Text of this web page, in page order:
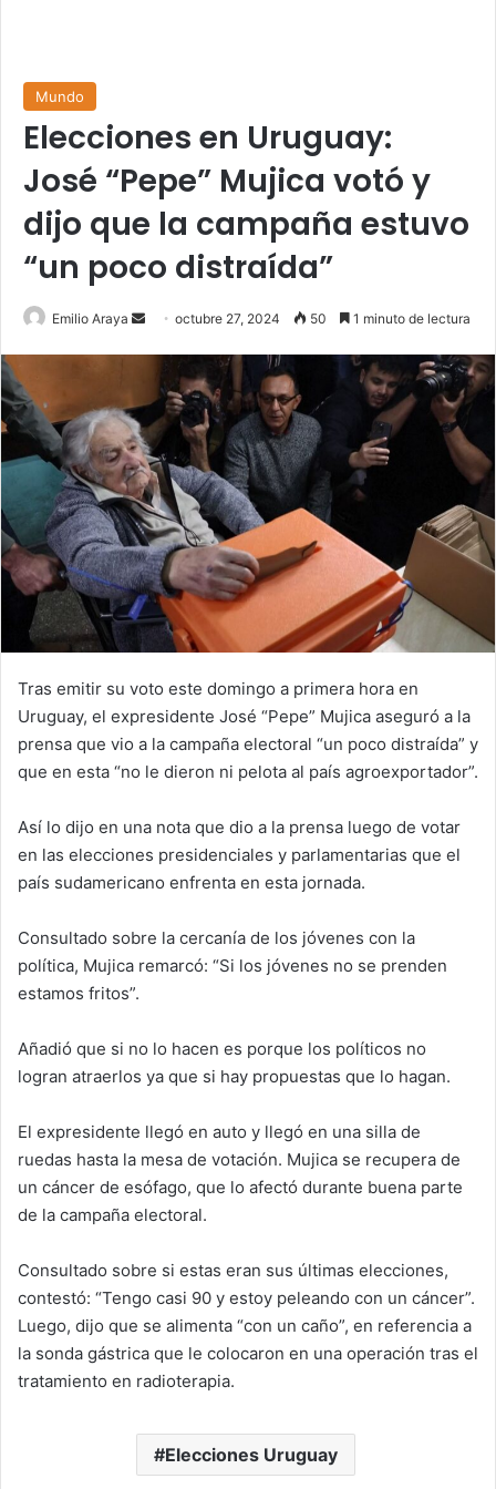
Mundo
Elecciones en Uruguay:
José “Pepe” Mujica votó y
dijo que la campaña estuvo
“un poco distraída”
Emilio Araya
Sendoctubre 27, 2024 50 1 minuto de lectura
Tras emitir su voto este domingo a primera hora en
Uruguay, el expresidente José “Pepe” Mujica aseguró a la
prensa que vio a la campaña electoral “un poco distraída” y
que en esta “no le dieron ni pelota al país agroexportador”.
Así lo dijo en una nota que dio a la prensa luego de votar
en las elecciones presidenciales y parlamentarias que el
país sudamericano enfrenta en esta jornada.
Consultado sobre la cercanía de los jóvenes con la
política, Mujica remarcó: “Si los jóvenes no se prenden
estamos fritos”.
Añadió que si no lo hacen es porque los políticos no
logran atraerlos ya que si hay propuestas que lo hagan.
El expresidente llegó en auto y llegó en una silla de
ruedas hasta la mesa de votación. Mujica se recupera de
un cáncer de esófago, que lo afectó durante buena parte
de la campaña electoral.
Consultado sobre si estas eran sus últimas elecciones,
contestó: “Tengo casi 90 y estoy peleando con un cáncer”.
Luego, dijo que se alimenta “con un caño”, en referencia a
la sonda gástrica que le colocaron en una operación tras el
tratamiento en radioterapia.
Elecciones Uruguay